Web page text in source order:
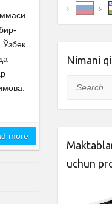
more
Nimani
Search
uchun